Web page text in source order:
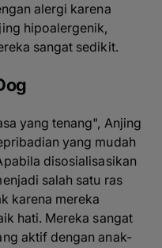
alergi karena
hipoalergenik,
sangat sedikit.
yang tenang", Anjing
yang mudah
disosialisasikan
salah satu ras
karena mereka
hati. Mereka sangat
aktif dengan anak-